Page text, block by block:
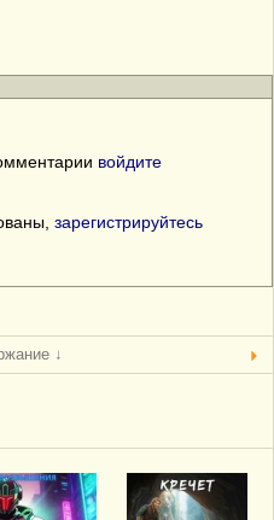
войдите
зарегистрируйтесь
↓